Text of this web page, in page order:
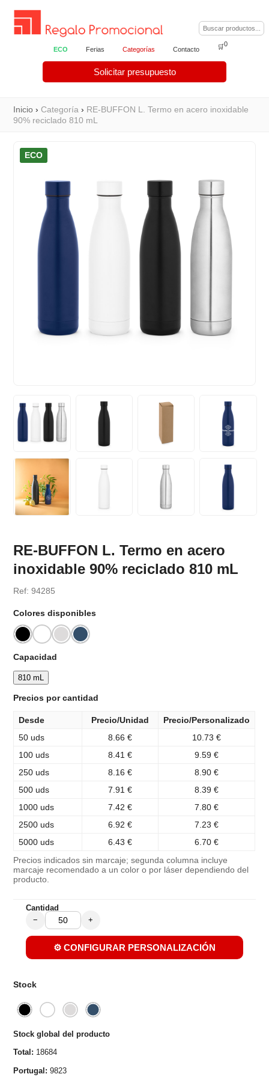
ECO Ferias Categorías Contacto
Solicitar presupuesto
🛒0
Inicio ›Categoría › RE-BUFFON L. Termo en acero inoxidable
90% reciclado 810 mL
ECO
RE-BUFFON L. Termo en acero
inoxidable 90% reciclado 810 mL
Ref: 94285
Colores disponibles
Capacidad
810 mL
Precios por cantidad
Desde Precio/Unidad
Precio/Personalizado
50 uds
8.66 €
10.73 €
100 uds
8.41 €
9.59 €
250 uds
8.16 €
8.90 €
500 uds
7.91 €
8.39 €
1000 uds
7.42 €
7.80 €
2500 uds
6.92 €
7.23 €
5000 uds
6.43 € 6.70 €
Precios indicados sin marcaje; segunda columna incluye
marcaje recomendado a un color o por láser dependiendo del
producto.
Cantidad
− +
⚙️ CONFIGURAR PERSONALIZACIÓN
Stock
Stock global del producto
Total: 18684
Portugal: 9823